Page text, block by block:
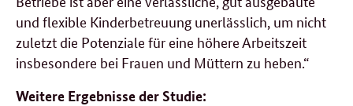
und flexible Kinderbetreuung unerlässlich, um nicht
zuletzt die Potenziale für eine höhere Arbeitszeit
insbesondere bei Frauen und Müttern zu heben.“
Weitere Ergebnisse der Studie: